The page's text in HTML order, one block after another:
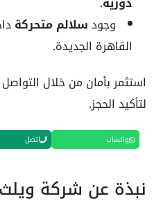
وجودسلالم متحركة
القاهرة الجديدة.
استثمر بأمان من خلال
لتأكيد الحجز.
واتساب اتصل
نبذة عن شركة